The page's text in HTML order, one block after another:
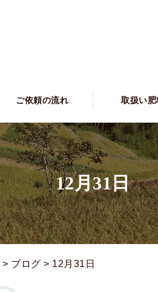
ご依頼の流れ 取扱い肥
12月31日
> ブログ > 12月31日